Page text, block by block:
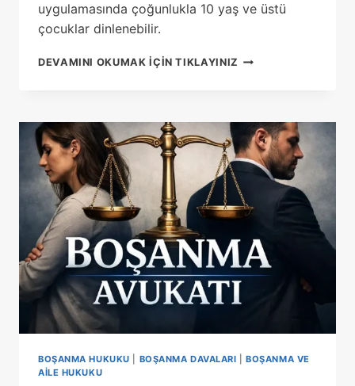
uygulamasında çoğunlukla 10 yaş ve üstü
çocuklar dinlenebilir.
DEVAMINI OKUMAK IÇIN TIKLAYINIZ VELAYET
KAÇ
YAŞINDA
SORULUR
BOŞANMA HUKUKU BOŞANMA DAVALARI |BOŞANMA VE
AILE HUKUKU